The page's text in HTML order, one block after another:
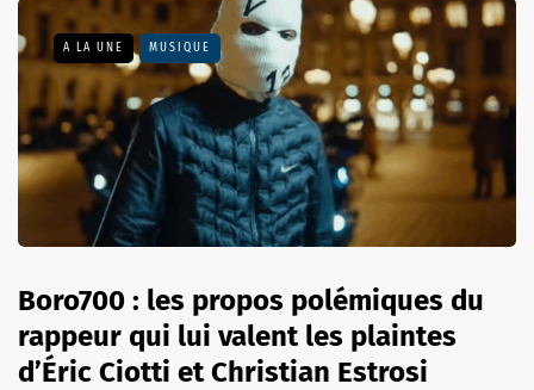
A LA UNE MUSIQUE
Boro700 : les propos polémiques du
rappeur qui lui valent les plaintes
d’Éric Ciotti et Christian Estrosi